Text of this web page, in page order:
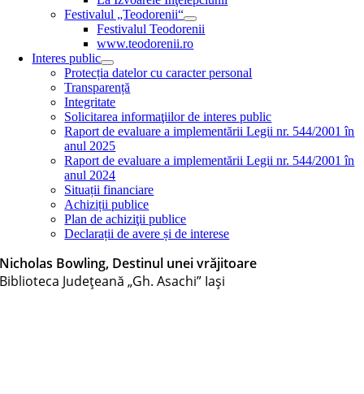
Festivalul „Teodorenii“
Festivalul Teodorenii
www.teodorenii.ro
Interes public
Protecția datelor cu caracter personal
Transparență
Integritate
Solicitarea informaţiilor de interes public
Raport de evaluare a implementării Legii nr. 544/2001 în
anul 2025
Raport de evaluare a implementării Legii nr. 544/2001 în
anul 2024
Situații financiare
Achiziții publice
Plan de achiziţii publice
Declarații de avere și de interese
Nicholas Bowling, Destinul unei vrăjitoare
Biblioteca Judeţeană „Gh. Asachi” Iaşi